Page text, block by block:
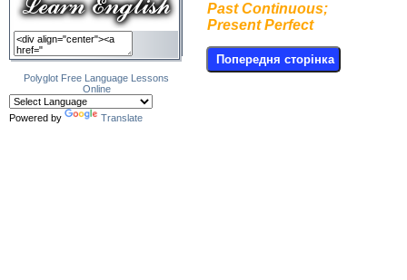
Polyglot Free Language Lessons
Online
Powered by Translate
Past Continuous;
Present Perfect